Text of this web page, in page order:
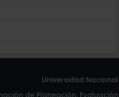
Universidad